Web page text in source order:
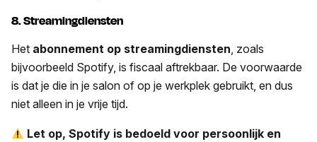
8. Streamingdiensten
Het abonnement op streamingdiensten, zoals
bijvoorbeeld Spotify, is fiscaal aftrekbaar. De voorwaarde
is dat je die in je salon of op je werkplek gebruikt, en dus
niet alleen in je vrije tijd.
Let op, Spotify is bedoeld voor persoonlijk en